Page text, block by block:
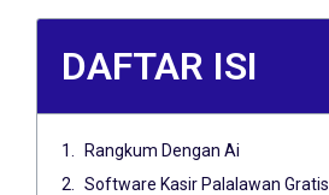
DAFTAR ISI
Rangkum Dengan Ai
Software Kasir Palalawan Gratis